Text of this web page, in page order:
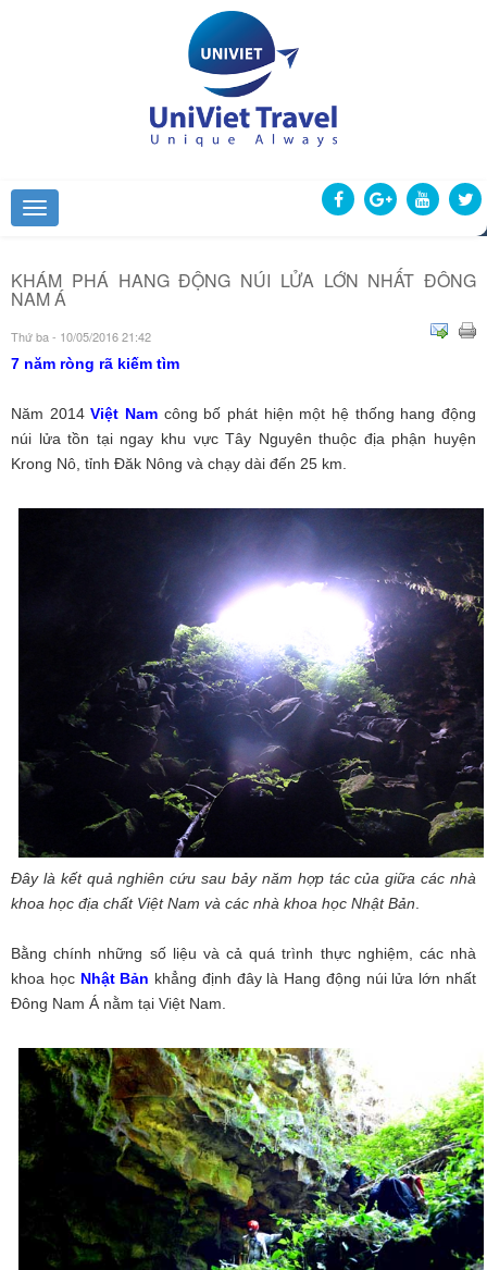
KHÁM PHÁ HANG ĐỘNG NÚI LỬA LỚN NHẤT ĐÔNG
NAM Á
Thứ ba - 10/05/2016 21:42
7 năm ròng rã kiếm tìm
Năm 2014Việt Nam công bố phát hiện một hệ thống hang động
núi lửa tồn tại ngay khu vực Tây Nguyên thuộc địa phận huyện
Krong Nô, tỉnh Đăk Nông và chạy dài đến 25 km.
Đây là kết quả nghiên cứu sau bảy năm hợp tác của giữa các nhà
khoa học địa chất Việt Nam và các nhà khoa học Nhật Bản
Bằng chính những số liệu và cả quá trình thực nghiệm, các nhà
khoa học Nhật Bản khẳng định đây là Hang động núi lửa lớn nhất
Đông Nam Á nằm tại Việt Nam.